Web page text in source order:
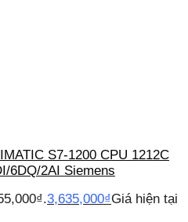
S7-1200 CPU 1212C
6DQ/2AI Siemens
3,635,000₫Giá hiện tại